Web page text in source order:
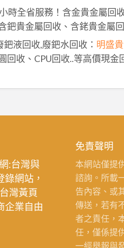
時全省服務！含金貴金屬回
鈀貴金屬回收、含銠貴金屬
液回收,廢鈀水回收： 明盛
收、CPU回收..等高價現金
:台灣與
網站，
灣黃頁
企業自由
免責聲明
本網站僅提
諮詢。所載
告內容、或
傳送，若有
者之責任，
任，僅係提
一經舉報與